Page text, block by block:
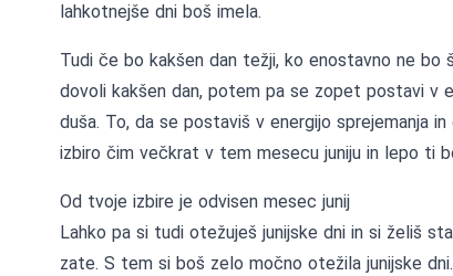
lahkotnejše dni boš imela.
Tudi če bo kakšen dan težji, ko enostavno ne
dovoli kakšen dan, potem pa se zopet postavi v
duša. To, da se postaviš v energijo sprejemanja
izbiro čim večkrat v tem mesecu juniju in lepo ti
Od tvoje izbire je odvisen mesec junij
Lahko pa si tudi otežuješ junijske dni in si želiš
zate. S tem si boš zelo močno otežila junijske